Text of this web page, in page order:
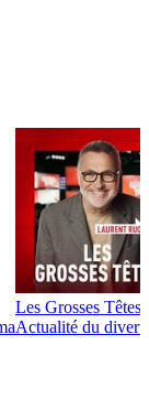
Les Grosses Têtes
Actualité du